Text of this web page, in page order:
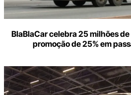
BlaBlaCar celebra 25 milhões
promoção de 25% em